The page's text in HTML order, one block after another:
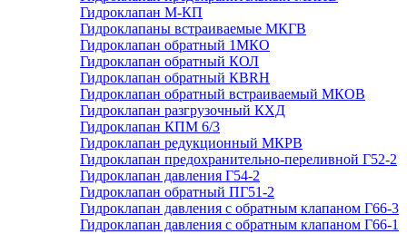
Гидроклапан М-КП
Гидроклапаны встраиваемые МКГВ
Гидроклапан обратный 1МКО
Гидроклапан обратный КОЛ
Гидроклапан обратный КВRН
Гидроклапан обратный встраиваемый МКОВ
Гидроклапан разгрузочный КХД
Гидроклапан КПМ 6/3
Гидроклапан редукционный МКРВ
Гидроклапан предохранительно-переливной Г52-2
Гидроклапан давления Г54-2
Гидроклапан обратный ПГ51-2
Гидроклапан давления с обратным клапаном Г66-3
Гидроклапан давления с обратным клапаном Г66-1